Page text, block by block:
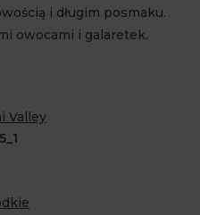
i długim posmaku.
owocami i galaretek.
Valley